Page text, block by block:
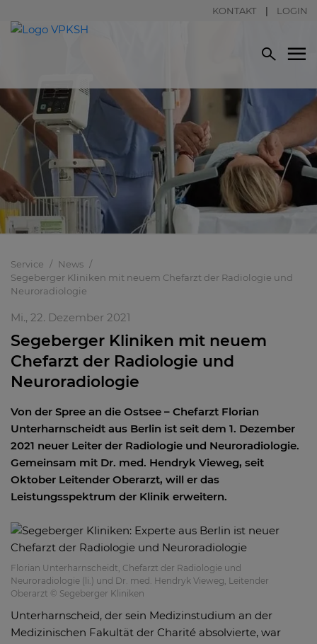
KONTAKT LOGIN
Service
News
Segeberger Kliniken mit neuem Chefarzt der Radiologie und
Neuroradiologie
Mi., 22. Dezember 2021
Segeberger Kliniken mit neuem
Chefarzt der Radiologie und
Neuroradiologie
Von der Spree an die Ostsee – Chefarzt Florian
Unterharnscheidt aus Berlin ist seit dem 1. Dezember
2021 neuer Leiter der Radiologie und Neuroradiologie.
Gemeinsam mit Dr. med. Hendryk Vieweg, seit
Oktober Leitender Oberarzt, will er das
Leistungsspektrum der Klinik erweitern.
Florian Unterharnscheidt, Chefarzt der Radiologie und
Neuroradiologie (li.) und Dr. med. Hendryk Vieweg, Leitender
Oberarzt © Segeberger Kliniken
Unterharnscheid, der sein Medizinstudium an der
Medizinischen Fakultät der Charité absolvierte, war